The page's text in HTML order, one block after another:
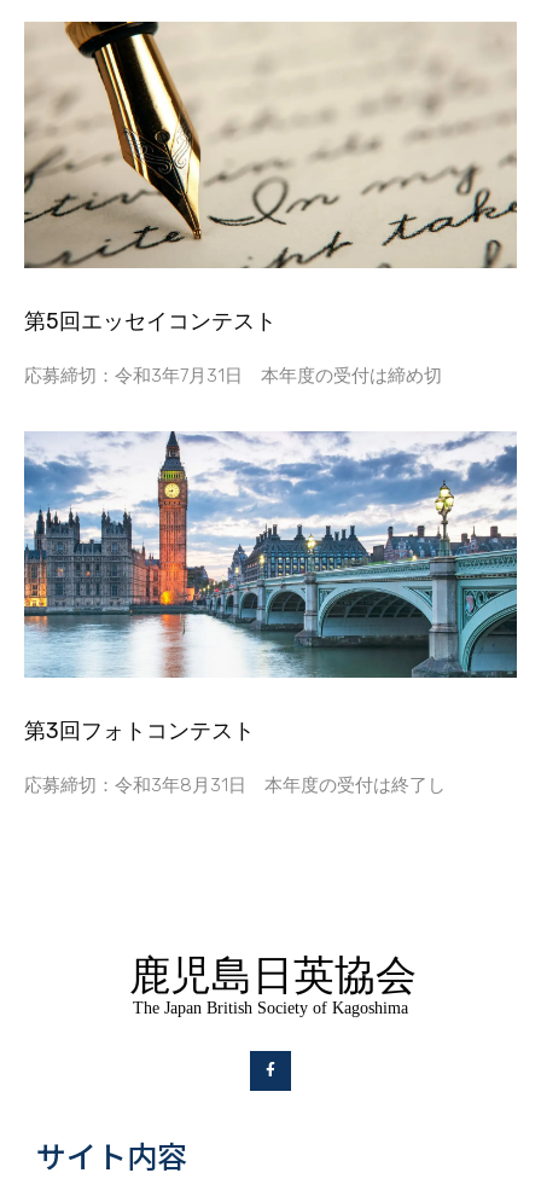
第5回エッセイコンテスト
応募締切：令和3年7月31日 本年度の受付は締め切
第3回フォトコンテスト
応募締切：令和3年8月31日 本年度の受付は終了し
サイト内容